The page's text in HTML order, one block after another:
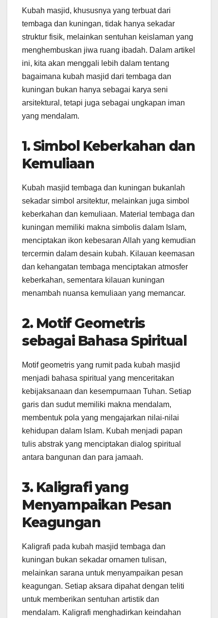
Kubah masjid, khususnya yang terbuat dari
tembaga dan kuningan, tidak hanya sekadar
struktur fisik, melainkan sentuhan keislaman yang
menghembuskan jiwa ruang ibadah. Dalam artikel
ini, kita akan menggali lebih dalam tentang
bagaimana kubah masjid dari tembaga dan
kuningan bukan hanya sebagai karya seni
arsitektural, tetapi juga sebagai ungkapan iman
yang mendalam.
1. Simbol Keberkahan dan
Kemuliaan
Kubah masjid tembaga dan kuningan bukanlah
sekadar simbol arsitektur, melainkan juga simbol
keberkahan dan kemuliaan. Material tembaga dan
kuningan memiliki makna simbolis dalam Islam,
menciptakan ikon kebesaran Allah yang kemudian
tercermin dalam desain kubah. Kilauan keemasan
dan kehangatan tembaga menciptakan atmosfer
keberkahan, sementara kilauan kuningan
menambah nuansa kemuliaan yang memancar.
2. Motif Geometris
sebagai Bahasa Spiritual
Motif geometris yang rumit pada kubah masjid
menjadi bahasa spiritual yang menceritakan
kebijaksanaan dan kesempurnaan Tuhan. Setiap
garis dan sudut memiliki makna mendalam,
membentuk pola yang mengajarkan nilai-nilai
kehidupan dalam Islam. Kubah menjadi papan
tulis abstrak yang menciptakan dialog spiritual
antara bangunan dan para jamaah.
3. Kaligrafi yang
Menyampaikan Pesan
Keagungan
Kaligrafi pada kubah masjid tembaga dan
kuningan bukan sekadar ornamen tulisan,
melainkan sarana untuk menyampaikan pesan
keagungan. Setiap aksara dipahat dengan teliti
untuk memberikan sentuhan artistik dan
mendalam. Kaligrafi menghadirkan keindahan